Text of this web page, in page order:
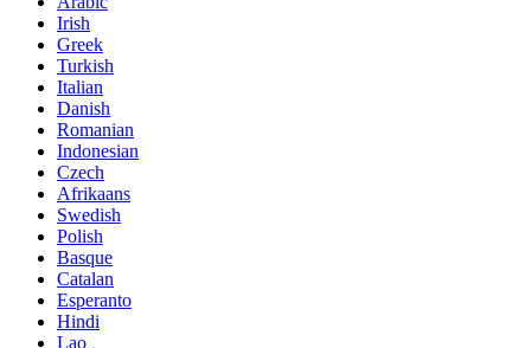
Irish
Greek
Turkish
Italian
Danish
Romanian
Indonesian
Czech
Afrikaans
Swedish
Polish
Basque
Catalan
Esperanto
Hindi
Lao